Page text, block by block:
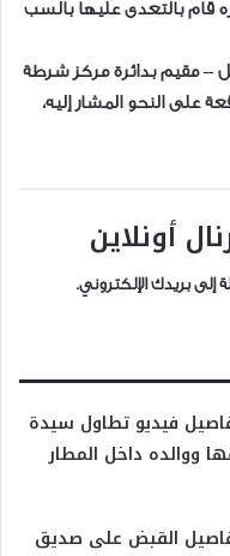
قام بالتعدى عليها بالسب
– مقيم بدائرة مركز شرطة
على النحو المشار إليه،
أونلاين
بريدك الإلكتروني.
فيديو تطاول سيدة
ووالده داخل المطار
القبض على صديق